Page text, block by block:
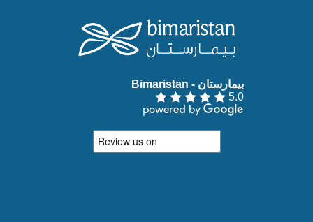
بيمارستان - Bimaristan‏
5.0